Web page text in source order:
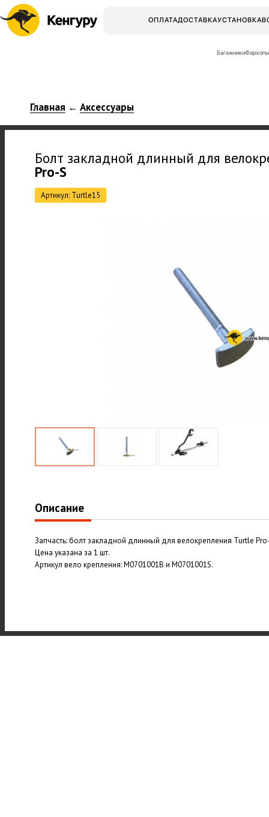
ОПЛАТАДОСТАВКАУСТАНОВКА
БагажникиФаркопы
Главная ← Аксессуары
Болт закладной длинный для
Pro-S
Артикул: Turtle15
Описание
Запчасть: болт закладной длинный для велокрепления Turtle
Цена указана за 1 шт.
Артикул вело крепления: M0701001B и M0701001S.